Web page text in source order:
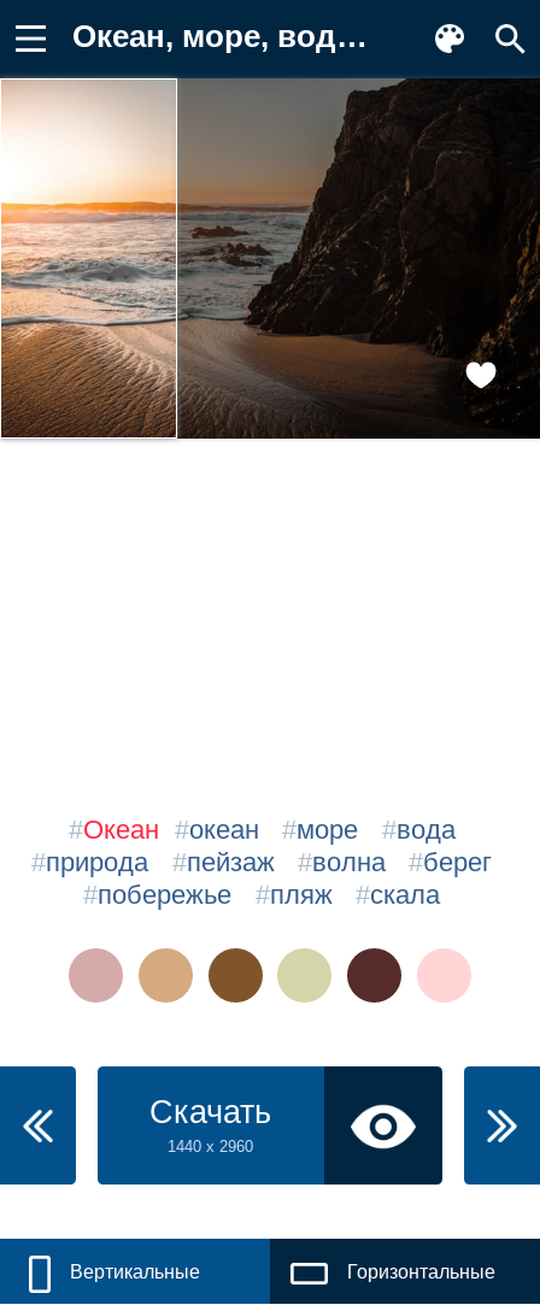
Океан, море, вода, природа, пейзаж Картинка на телефон
#Океан #океан #море #вода
#природа #пейзаж #волна #берег
#побережье #пляж #скала
Скачать
1440 x 2960
Вертикальные Горизонтальные